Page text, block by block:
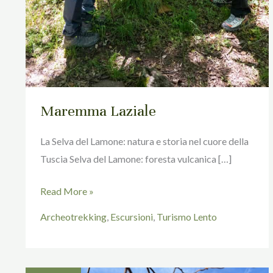
Maremma Laziale
La Selva del Lamone: natura e storia nel cuore della
Tuscia Selva del Lamone: foresta vulcanica […]
Read More »
Archeotrekking, Escursioni, Turismo Lento